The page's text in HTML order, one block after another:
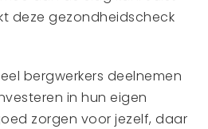
deze gezondheidscheck
bergwerkers deelnemen
in hun eigen
zorgen voor jezelf, daar